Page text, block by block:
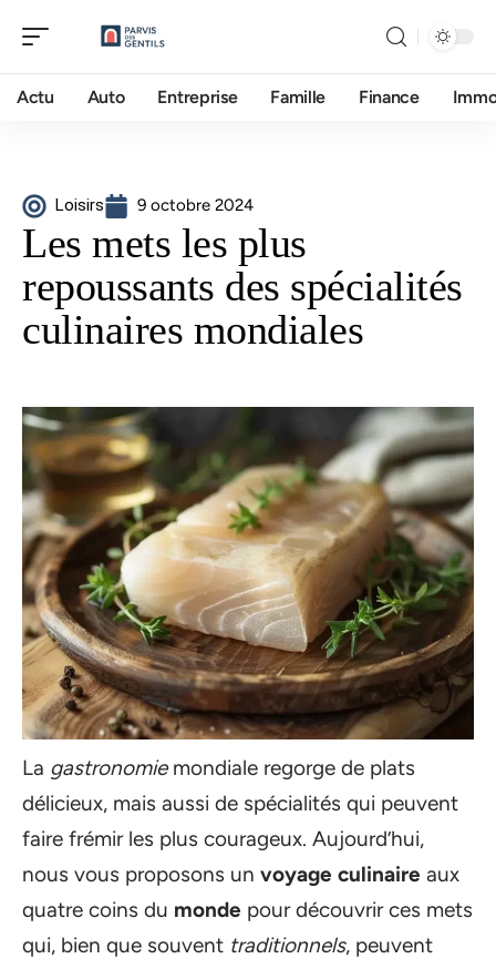
Actu Auto Entreprise Famille Finance
Loisirs 9 octobre 2024
Les mets les plus
repoussants des spécialités
culinaires mondiales
La gastronomiemondiale regorge de plats
délicieux, mais aussi de spécialités qui peuvent
faire frémir les plus courageux. Aujourd’hui,
nous vous proposons un voyage culinaire aux
quatre coins du monde pour découvrir ces mets
qui, bien que souvent traditionnels, peuvent